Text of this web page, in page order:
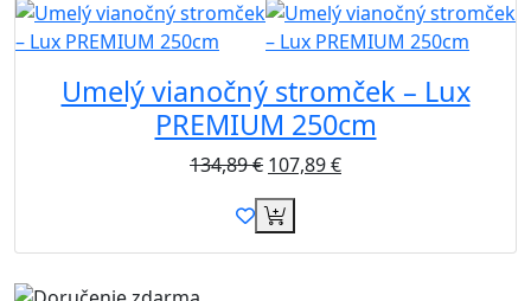
Umelý vianočný stromček – Lux
PREMIUM 250cm
134,89€ 107,89€